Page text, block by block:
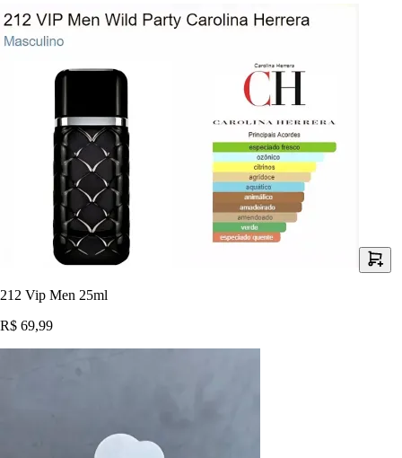
212 Vip Men 25ml
R$ 69,99